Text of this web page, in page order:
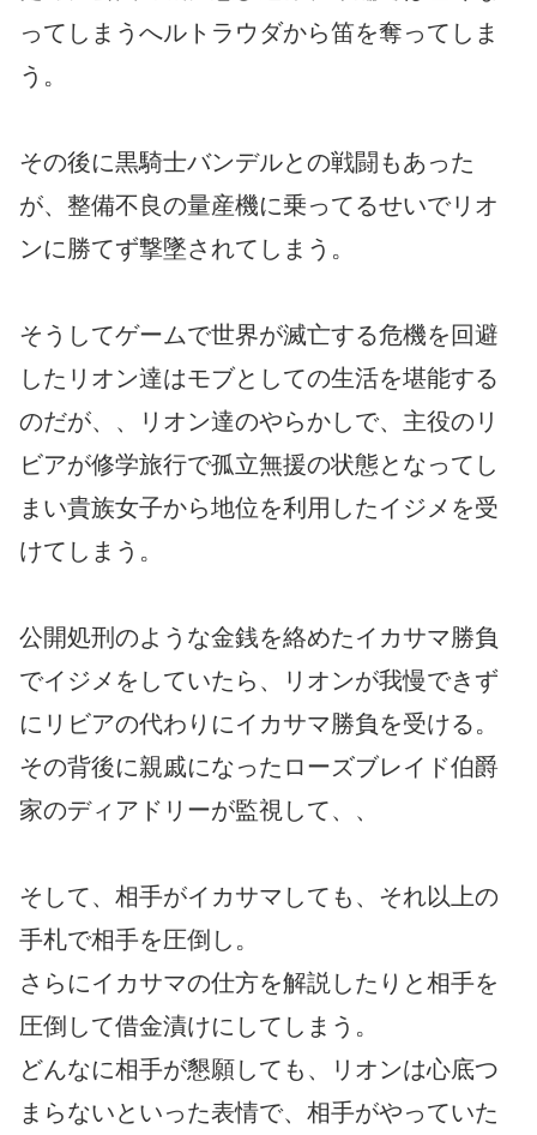
ってしまうへルトラウダから笛を奪ってしま
う。
その後に黒騎士バンデルとの戦闘もあった
が、整備不良の量産機に乗ってるせいでリオ
ンに勝てず撃墜されてしまう。
そうしてゲームで世界が滅亡する危機を回避
したリオン達はモブとしての生活を堪能する
のだが、、リオン達のやらかしで、主役のリ
ビアが修学旅行で孤立無援の状態となってし
まい貴族女子から地位を利用したイジメを受
けてしまう。
公開処刑のような金銭を絡めたイカサマ勝負
でイジメをしていたら、リオンが我慢できず
にリビアの代わりにイカサマ勝負を受ける。
その背後に親戚になったローズブレイド伯爵
家のディアドリーが監視して、、
そして、相手がイカサマしても、それ以上の
手札で相手を圧倒し。
さらにイカサマの仕方を解説したりと相手を
圧倒して借金漬けにしてしまう。
どんなに相手が懇願しても、リオンは心底つ
まらないといった表情で、相手がやっていた